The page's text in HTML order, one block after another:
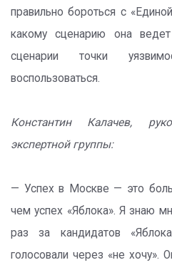
правильно бороться с
какому сценарию она
сценарии точки
воспользоваться.
Константин Калачев,
экспертной группы:
— Успех в Москве — это
чем успех «Яблока». Я знаю
раз за кандидатов
голосовали через «не хочу».